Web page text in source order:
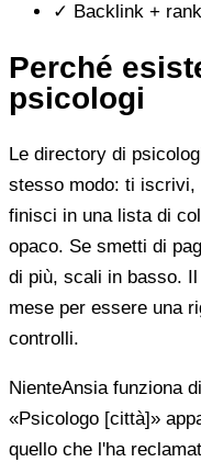
✓ Backlink +
Perché
psicologi
Le directory di
stesso modo: ti iscrivi,
finisci in una lista di
opaco. Se smetti di
di più, scali in basso.
mese per essere una
controlli.
NienteAnsia funziona
«Psicologo [città]»
quello che l'ha